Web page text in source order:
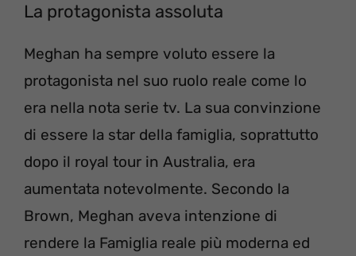
La protagonista assoluta
Meghan ha sempre voluto essere la
protagonista nel suo ruolo reale come lo
era nella nota serie tv. La sua convinzione
di essere la star della famiglia, soprattutto
dopo il royal tour in Australia, era
aumentata notevolmente. Secondo la
Brown, Meghan aveva intenzione di
rendere la Famiglia reale più moderna ed